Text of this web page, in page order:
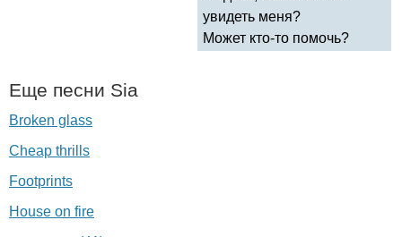
увидеть меня?
Может кто-то помочь?
Еще песни Sia
Broken glass
Cheap thrills
Footprints
House on fire